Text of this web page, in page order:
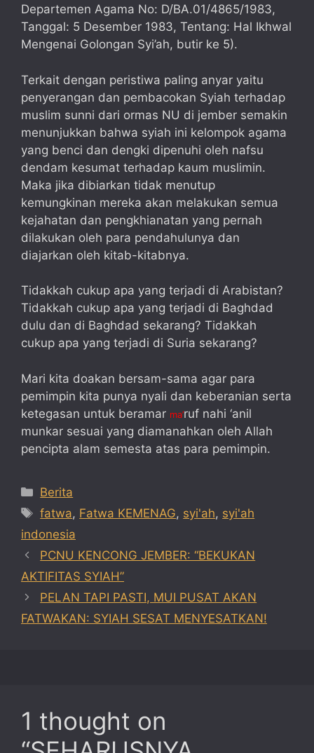
Departemen Agama No: D/BA.01/4865/1983,
Tanggal: 5 Desember 1983, Tentang: Hal Ikhwal
Mengenai Golongan Syi’ah, butir ke 5).
Terkait dengan peristiwa paling anyar yaitu
penyerangan dan pembacokan Syiah terhadap
muslim sunni dari ormas NU di jember semakin
menunjukkan bahwa syiah ini kelompok agama
yang benci dan dengki dipenuhi oleh nafsu
dendam kesumat terhadap kaum muslimin.
Maka jika dibiarkan tidak menutup
kemungkinan mereka akan melakukan semua
kejahatan dan pengkhianatan yang pernah
dilakukan oleh para pendahulunya dan
diajarkan oleh kitab-kitabnya.
Tidakkah cukup apa yang terjadi di Arabistan?
Tidakkah cukup apa yang terjadi di Baghdad
dulu dan di Baghdad sekarang? Tidakkah
cukup apa yang terjadi di Suria sekarang?
Mari kita doakan bersam-sama agar para
pemimpin kita punya nyali dan keberanian serta
ketegasan untuk beramar ma’ruf nahi ‘anil
munkar sesuai yang diamanahkan oleh Allah
pencipta alam semesta atas para pemimpin.
Categories
Berita
Tags
fatwa, Fatwa KEMENAG, syi'ah, syi'ah
indonesia
PCNU KENCONG JEMBER: “BEKUKAN
AKTIFITAS SYIAH”
PELAN TAPI PASTI, MUI PUSAT AKAN
FATWAKAN: SYIAH SESAT MENYESATKAN!
1 thought on